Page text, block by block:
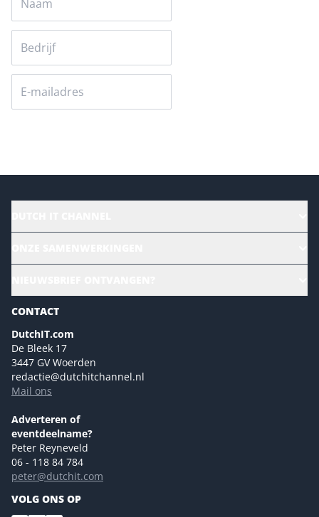
Magazines
Marketingmogelijkheden 2026
Eventmogelijkheden 2026
Advertising opportunities 2026 ENG
Event opportunities 2026 ENG
NL Digital
Versturen
CONTACT
DutchIT.com
De Bleek 17
3447 GV Woerden
redactie@dutchitchannel.nl
Mail ons
Adverteren of
eventdeelname?
Peter Reyneveld
06 - 118 84 784
peter@dutchit.com
VOLG ONS OP